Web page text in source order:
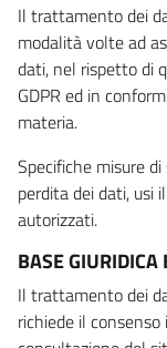
Il trattamento dei
modalità volte ad
dati, nel rispetto di
GDPR ed in
materia.
Specifiche misure
perdita dei dati, usi
autorizzati.
BASE GIURIDICA
Il trattamento dei
richiede il